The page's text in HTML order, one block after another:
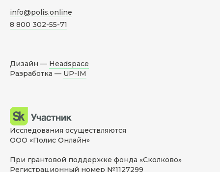
info@polis.online
8 800 302-55-71
Дизайн — Headspace
Разработка — UP-IM
Исследования осуществляются
ООО «Полис Онлайн»
При грантовой поддержке фонда «Сколково»
Регистрационный номер №1127299